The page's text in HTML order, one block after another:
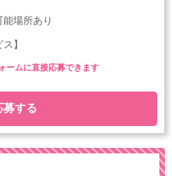
場所あり
】
募する
ームに直接応募できます